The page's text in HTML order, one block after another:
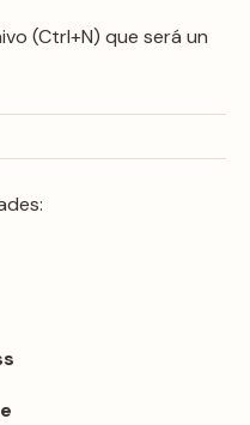
(Ctrl+N) que será un